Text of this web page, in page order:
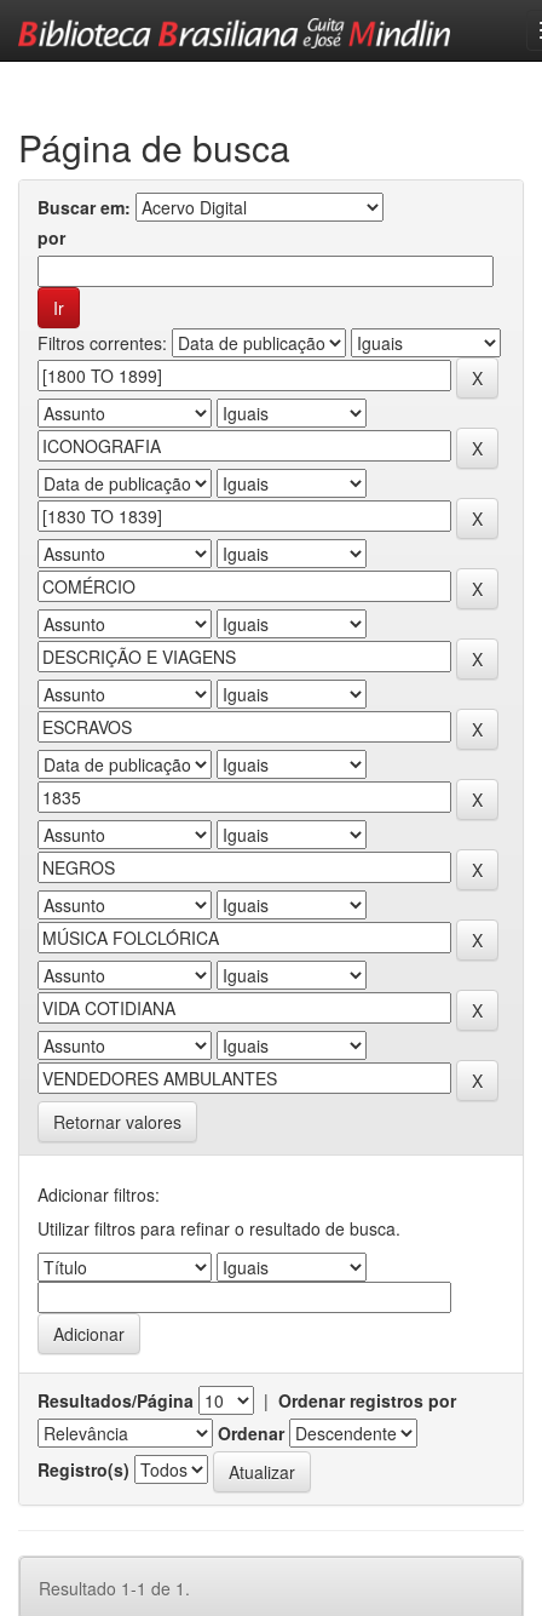
Página de busca
Buscar em:
por
Filtros correntes:
Retornar valores
Adicionar filtros:
Utilizar filtros para refinar o resultado de busca.
Resultados/Página | Ordenar registros por
Ordenar
Registro(s)
Resultado 1-1 de 1.